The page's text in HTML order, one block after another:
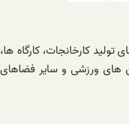
کارخانجات، کارگاه ها،
های ورزشی و سایر فضاهای